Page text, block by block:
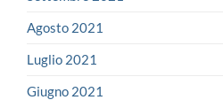
Agosto 2021
Luglio 2021
Giugno 2021